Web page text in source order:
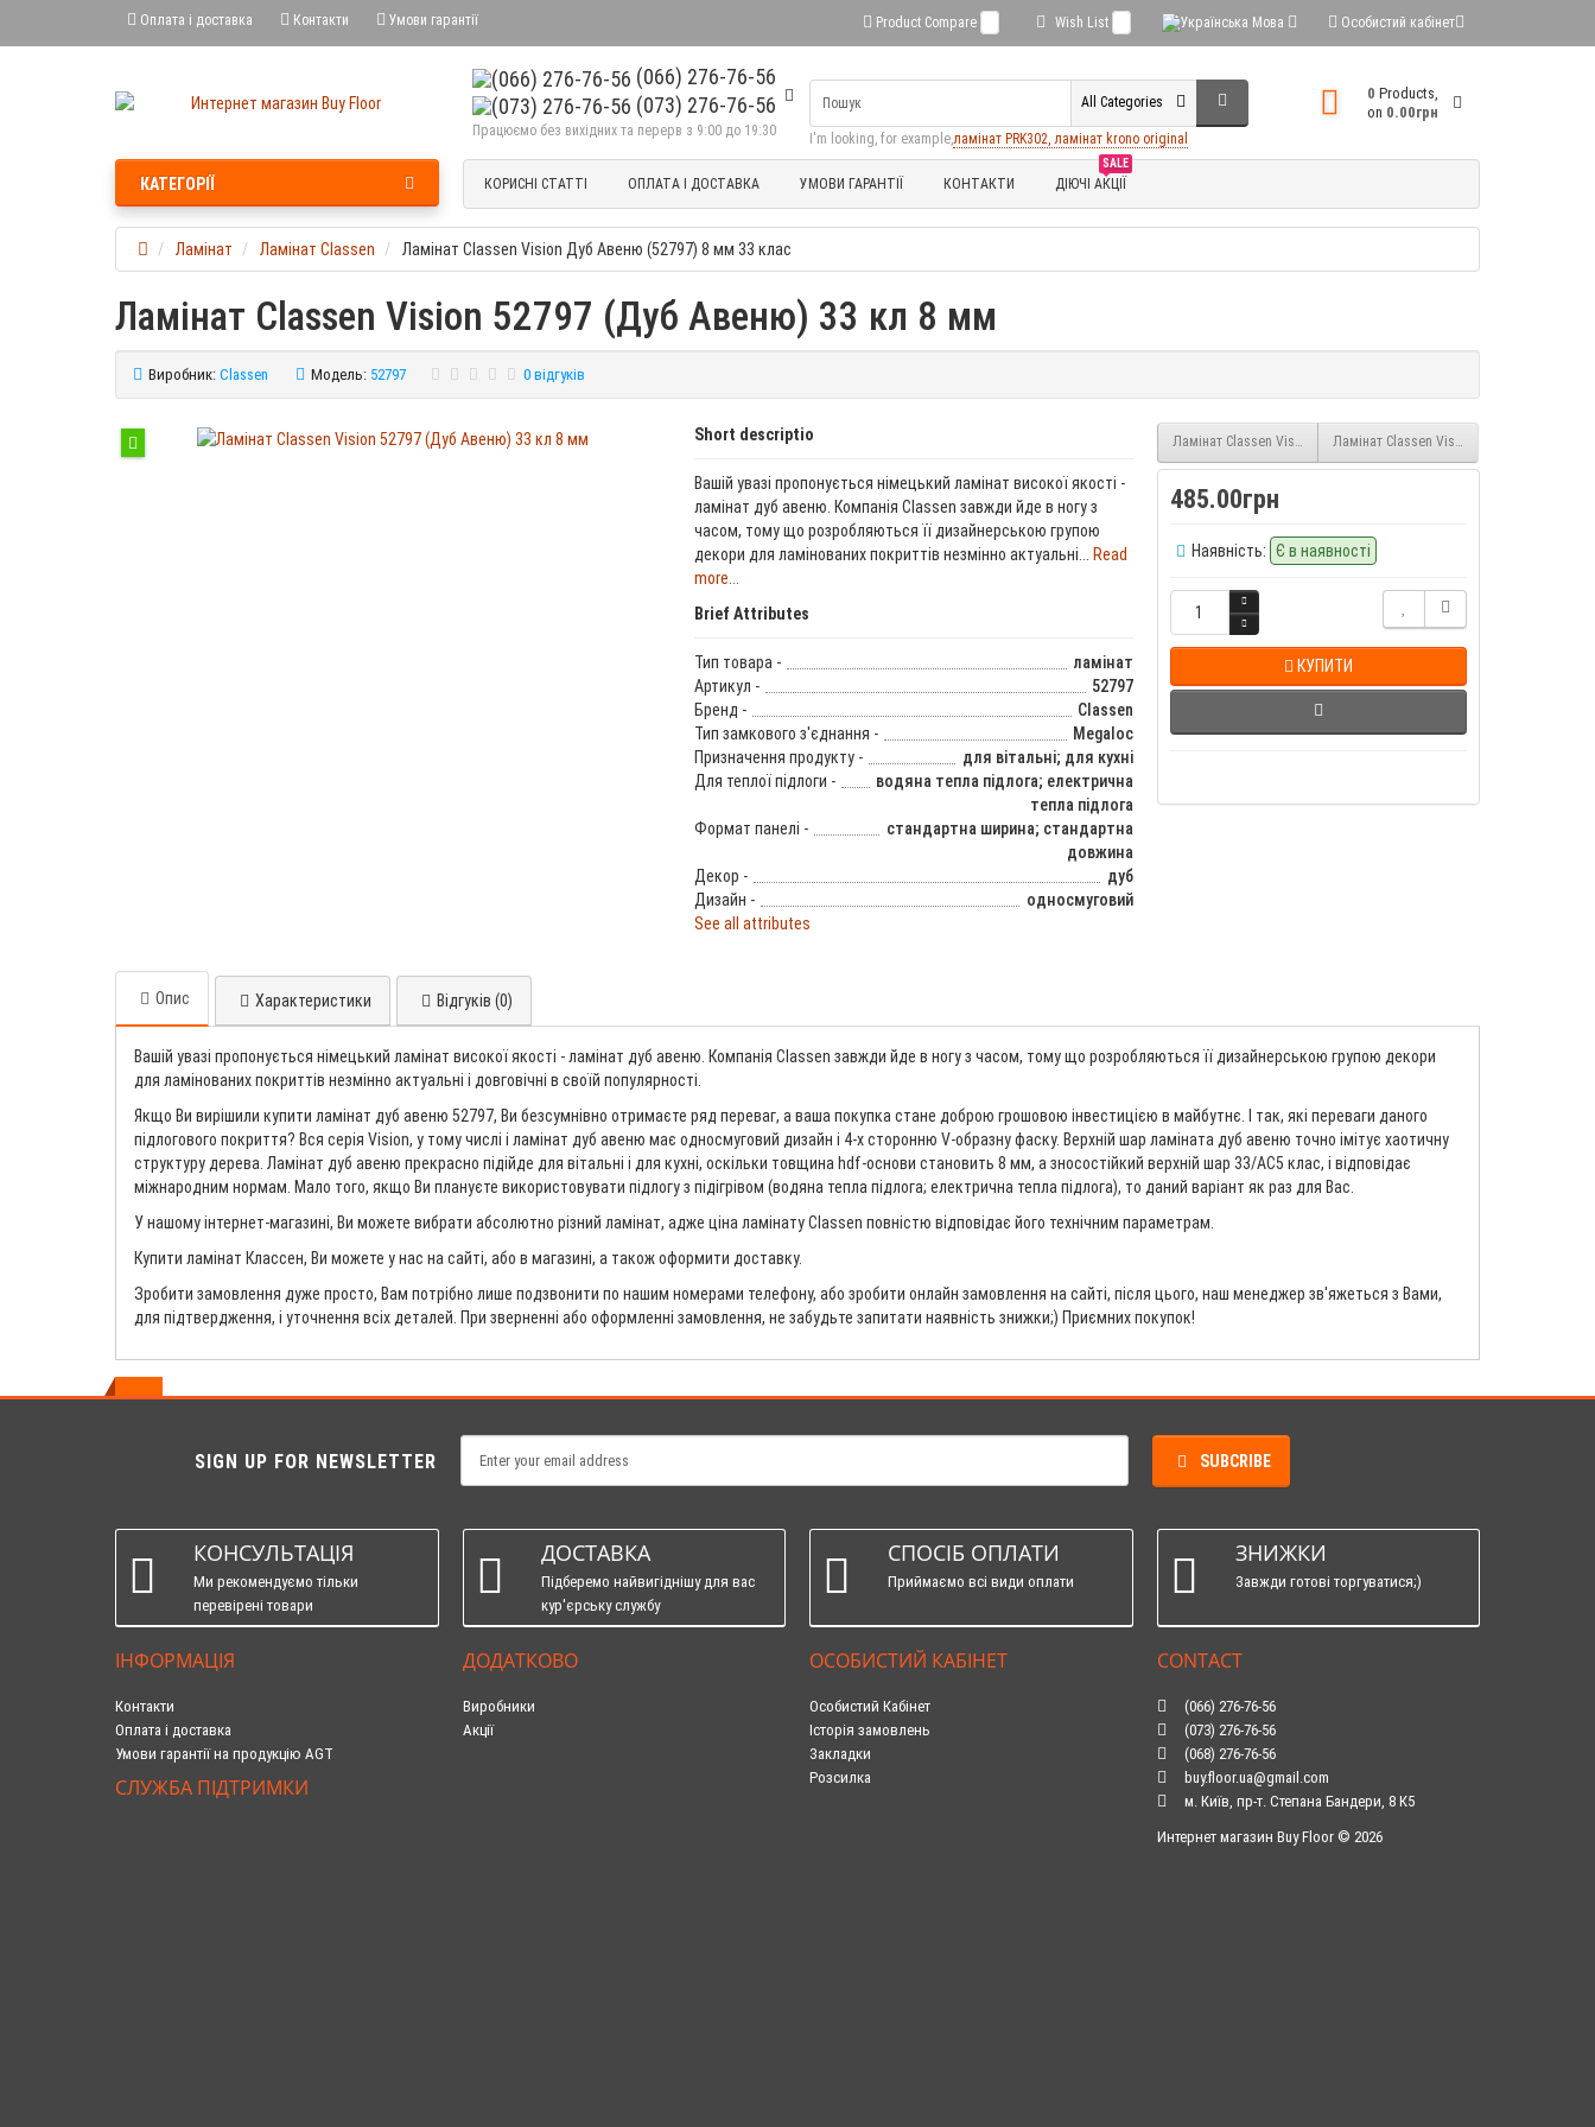
Оплата і доставка Контакти Умови гарантії Особистий кабінет
Мова
Wish List
Product Compare
(066) 276-76-56
(073) 276-76-56
Працюємо без вихідних та перерв з 9:00 до 19:30
0 Products,
on 0.00грн
All Categories
I'm looking, for example, ламінат PRK302, ламінат krono original
КАТЕГОРІЇ КОРИСНІ СТАТТІ ОПЛАТА І ДОСТАВКА УМОВИ ГАРАНТІЇ КОНТАКТИ
SALE
ДІЮЧІ АКЦІЇ
Ламінат Ламінат Classen Ламінат Classen Vision Дуб Авеню (52797) 8 мм 33 клас
Ламінат Classen Vision 52797 (Дуб Авеню) 33 кл 8 мм
Виробник: Classen Модель: 52797 0 відгуків
Short descriptio
Вашій увазі пропонується німецький ламінат високої якості -
ламінат дуб авеню. Компанія Classen завжди йде в ногу з
часом, тому що розробляються її дизайнерською групою
декори для ламінованих покриттів незмінно актуальні...
Read
more...
Brief Attributes
Тип товара -
ламінат
Артикул -
52797
Бренд -
Classen
Тип замкового з'єднання -
Megaloc
Призначення продукту -
для вітальні; для кухні
Для теплої підлоги -
водяна тепла підлога; електрична
тепла підлога
Формат панелі -
стандартна ширина; стандартна
довжина
Декор -
дуб
Дизайн -
односмуговий
See all attributes
Ламінат Classen Vision Дуб Атабаска (52796) 8 мм 33 клас
Ламінат Classen Vision Дуб Маракайбо
485.00грн
Наявність: Є в наявності
КУПИТИ
Опис Характеристики Відгуків (0)
Вашій увазі пропонується німецький ламінат високої якості - ламінат дуб авеню. Компанія Classen завжди йде в ногу з часом, тому що розробляються її дизайнерською групою декори
для ламінованих покриттів незмінно актуальні і довговічні в своїй популярності.
Якщо Ви вирішили купити ламінат дуб авеню 52797, Ви безсумнівно отримаєте ряд переваг, а ваша покупка стане доброю грошовою інвестицією в майбутнє. І так, які переваги даного
підлогового покриття? Вся серія Vision, у тому числі і ламінат дуб авеню має односмуговий дизайн і 4-х сторонню V-образну фаску. Верхній шар ламіната дуб авеню точно імітує хаотичну
структуру дерева. Ламінат дуб авеню прекрасно підійде для вітальні і для кухні, оскільки товщина hdf-основи становить 8 мм, а зносостійкий верхній шар 33/AC5 клас, і відповідає
міжнародним нормам. Мало того, якщо Ви плануєте використовувати підлогу з підігрівом (водяна тепла підлога; електрична тепла підлога), то даний варіант як раз для Вас.
У нашому інтернет-магазині, Ви можете вибрати абсолютно різний ламінат, адже ціна ламінату Classen повністю відповідає його технічним параметрам.
Купити ламінат Классен, Ви можете у нас на сайті, або в магазині, а також оформити доставку.
Зробити замовлення дуже просто, Вам потрібно лише подзвонити по нашим номерами телефону, або зробити онлайн замовлення на сайті, після цього, наш менеджер зв'яжеться з Вами,
для підтвердження, і уточнення всіх деталей. При зверненні або оформленні замовлення, не забудьте запитати наявність знижки;) Приємних покупок!
SIGN UP FOR NEWSLETTER SUBCRIBE
КОНСУЛЬТАЦІЯ
Ми рекомендуємо тільки
перевірені товари
ДОСТАВКА
Підберемо найвигіднішу для вас
кур'єрську службу
СПОСІБ ОПЛАТИ
Приймаємо всі види оплати
ЗНИЖКИ
Завжди готові торгуватися;)
ІНФОРМАЦІЯ
Контакти
Оплата і доставка
Умови гарантії на продукцію AGT
СЛУЖБА ПІДТРИМКИ
ДОДАТКОВО
Виробники
Акції
ОСОБИСТИЙ КАБІНЕТ
Особистий Кабінет
Історія замовлень
Закладки
Розсилка
CONTACT
(066) 276-76-56
(073) 276-76-56
(068) 276-76-56
buy.floor.ua@gmail.com
м. Київ, пр-т. Степана Бандери, 8 К5
Интернет магазин Buy Floor © 2026